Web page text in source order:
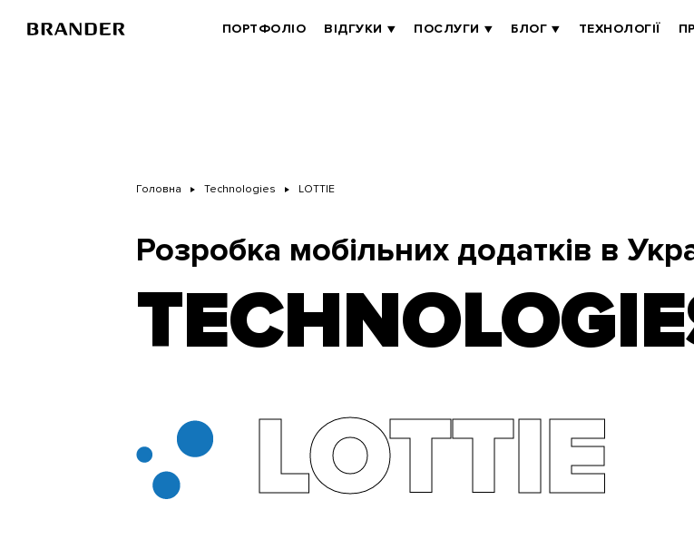
BRANDER
ПОРТФОЛІО ВІДГУКИ ПОСЛУГИ БЛОГ ТЕХНОЛОГІЇ
Головна Technologies LOTTIE
Розробка мобільних додатків в
LOTTIE